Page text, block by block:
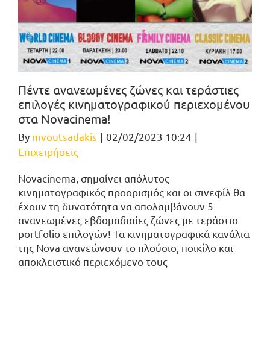
Πέντε ανανεωμένες ζώνες και τεράστιες
επιλογές κινηματογραφικού περιεχομένου
στα Novacinema!
By mvoutsadakis | 02/02/2023 10:24 |
Επιχειρήσεις
Novacinema, σημαίνει απόλυτος
κινηματογραφικός προορισμός και οι σινεφίλ θα
έχουν τη δυνατότητα να απολαμβάνουν 5
ανανεωμένες εβδομαδιαίες ζώνες με τεράστιο
portfolio επιλογών! Τα κινηματογραφικά κανάλια
της Nova ανανεώνουν το πλούσιο, ποικίλο και
αποκλειστικό περιεχόμενο τους